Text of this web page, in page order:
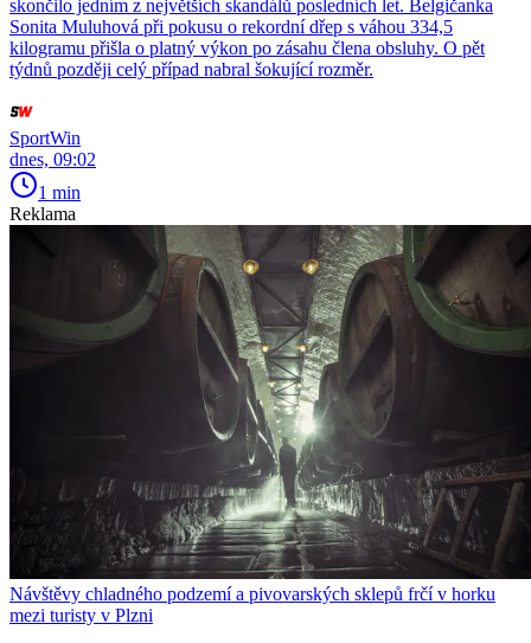
skončilo jedním z největších skandálů posledních let. Belgičanka
Sonita Muluhová při pokusu o rekordní dřep s váhou 334,5
kilogramu přišla o platný výkon po zásahu člena obsluhy. O pět
týdnů později celý případ nabral šokující rozměr.
SportWin
dnes, 09:02
1 min
Reklama
Návštěvy chladného podzemí a pivovarských sklepů frčí v horku
mezi turisty v Plzni